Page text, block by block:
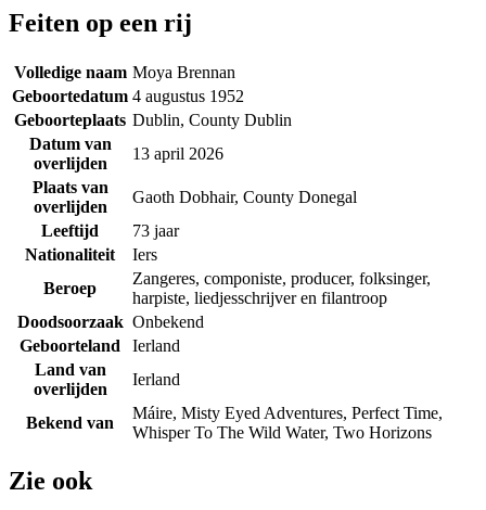
Feiten op een rij
Volledige naam Moya Brennan
Geboortedatum 4 augustus 1952
Geboorteplaats Dublin, County Dublin
Datum van
overlijden
13 april 2026
Plaats van
overlijden
Gaoth Dobhair, County Donegal
Leeftijd
73 jaar
Nationaliteit
Iers
Beroep
Zangeres, componiste, producer, folksinger,
harpiste, liedjesschrijver en filantroop
Doodsoorzaak Onbekend
Geboorteland
Ierland
Land van
overlijden
Ierland
Bekend van
Máire, Misty Eyed Adventures, Perfect Time,
Whisper To The Wild Water, Two Horizons
Zie ook